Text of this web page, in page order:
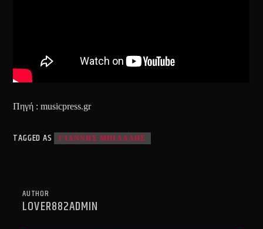
Πηγή : musicpress.gr
TAGGED AS ΓΙΑΝΝΗΣ ΜΠΙΛΑΛΗΣ
AUTHOR
LOVER882ADMIN